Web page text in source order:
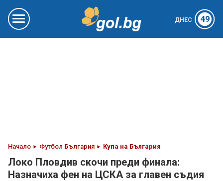
ДНЕС 49
Начало Футбол България Купа на България
Локо Пловдив скочи преди финала:
Назначиха фен на ЦСКА за главен съдия